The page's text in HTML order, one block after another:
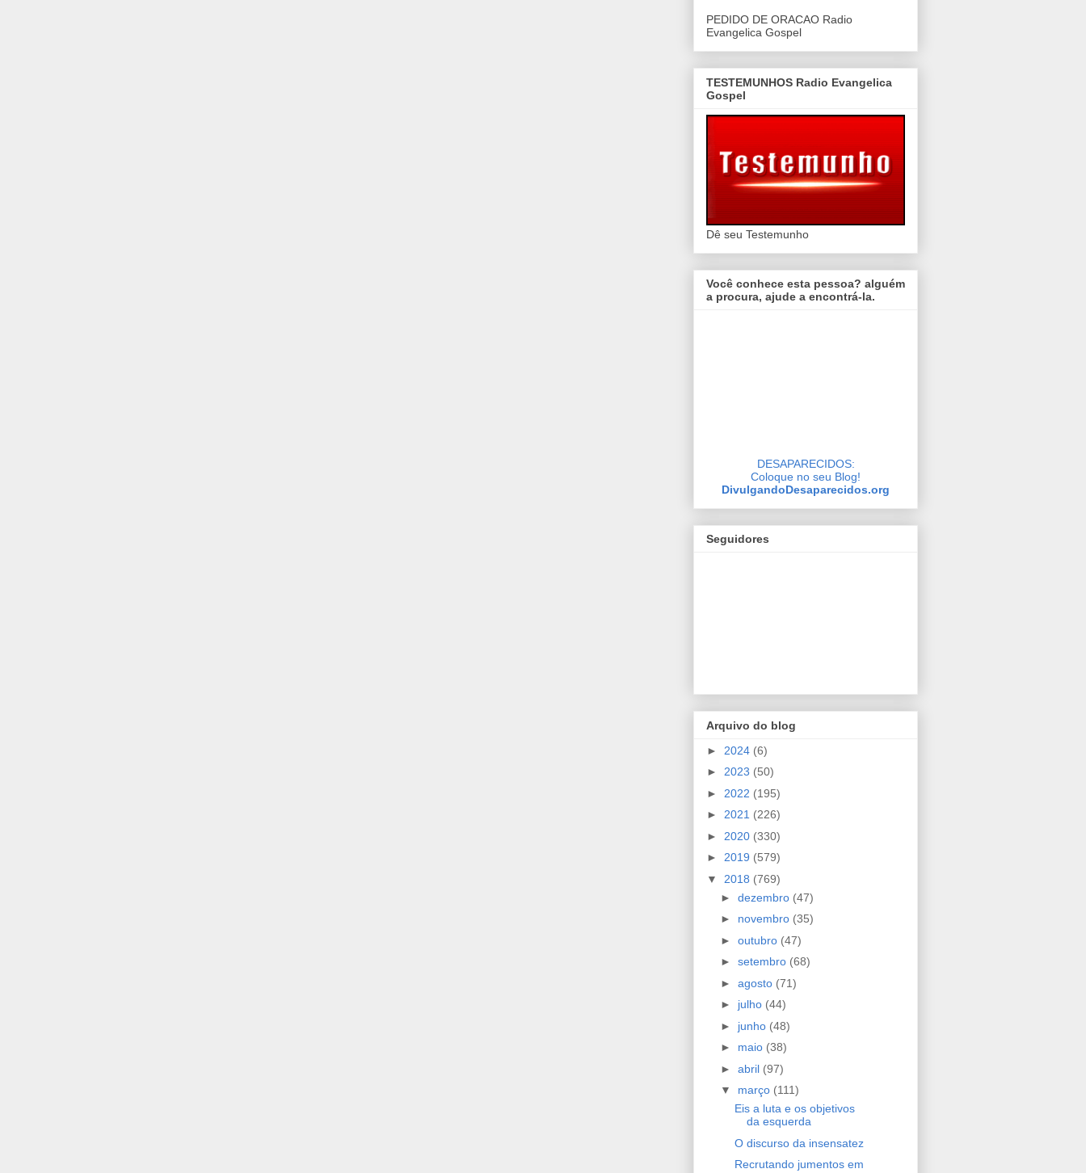
PEDIDO DE ORACAO Radio
Evangelica Gospel
TESTEMUNHOS Radio Evangelica
Gospel
Dê seu Testemunho
Você conhece esta pessoa? alguém
a procura, ajude a encontrá-la.
DESAPARECIDOS:
Coloque no seu Blog!
DivulgandoDesaparecidos.org
Seguidores
Arquivo do blog
► 2024 (6)
► 2023 (50)
► 2022 (195)
► 2021 (226)
► 2020 (330)
► 2019 (579)
▼ 2018 (769)
► dezembro (47)
► novembro (35)
► outubro (47)
► setembro (68)
► agosto (71)
► julho (44)
► junho (48)
► maio (38)
► abril (97)
▼ março (111)
Eis a luta e os objetivos
da esquerda
O discurso da insensatez
Recrutando jumentos em